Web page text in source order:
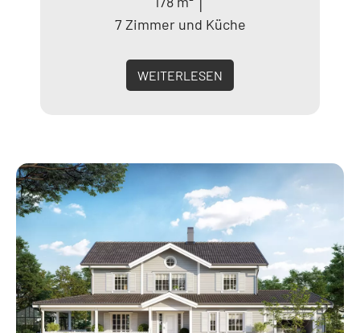
7 Zimmer und Küche
WEITERLESEN